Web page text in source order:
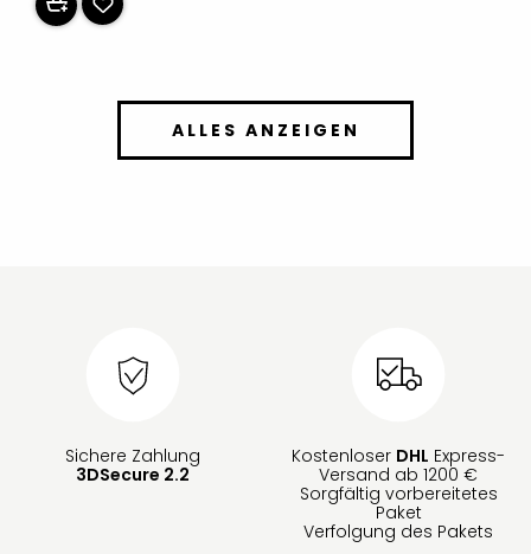
ALLES ANZEIGEN
Sichere Zahlung
3DSecure 2.2
Kostenloser DHL Express-
Versand ab 1200 €
Sorgfältig vorbereitetes
Paket
Verfolgung des Pakets